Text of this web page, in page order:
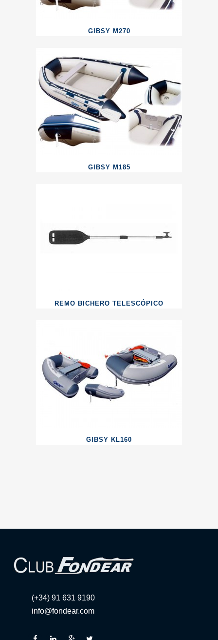
GIBSY M270
GIBSY M185
REMO BICHERO TELESCÓPICO
GIBSY KL160
(+34) 91 631 9190
info@fondear.com